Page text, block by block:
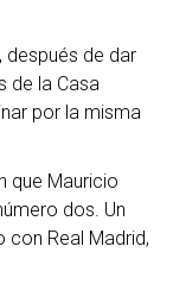
después de dar
de la Casa
por la misma
que Mauricio
dos. Un
con Real Madrid,